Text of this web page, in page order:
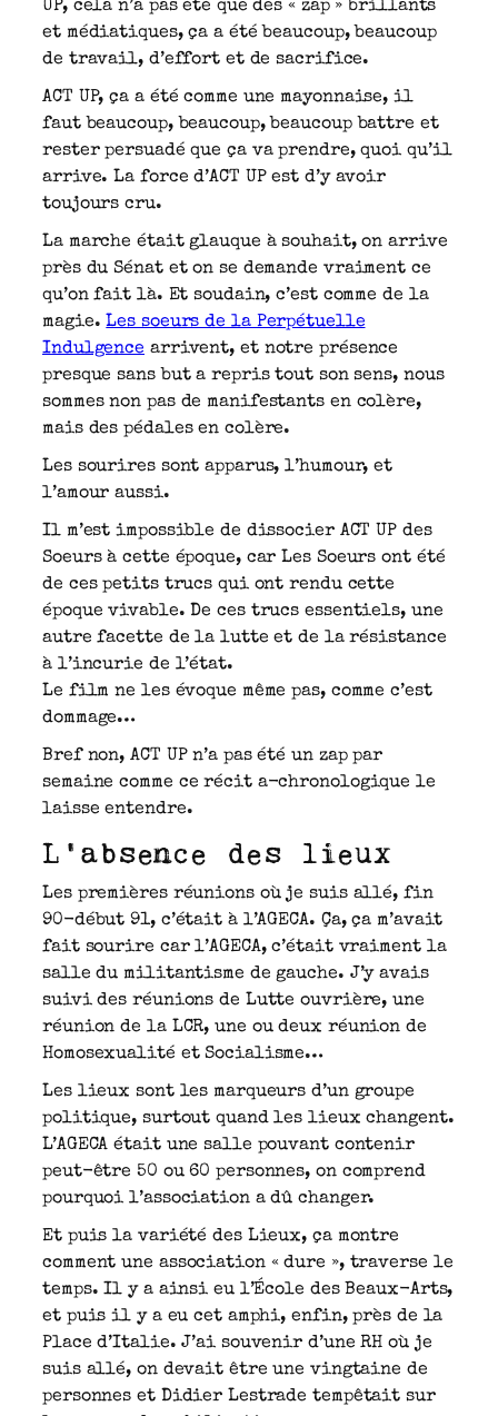
UP, cela n’a pas été que des « zap » brillants
et médiatiques, ça a été beaucoup, beaucoup
de travail, d’effort et de sacrifice.
ACT UP, ça a été comme une mayonnaise, il
faut beaucoup, beaucoup, beaucoup battre et
rester persuadé que ça va prendre, quoi qu’il
arrive. La force d’ACT UP est d’y avoir
toujours cru.
La marche était glauque à souhait, on arrive
près du Sénat et on se demande vraiment ce
qu’on fait là. Et soudain, c’est comme de la
magie.Les soeurs de la Perpétuelle
Indulgence arrivent, et notre présence
presque sans but a repris tout son sens, nous
sommes non pas de manifestants en colère,
mais des pédales en colère.
Les sourires sont apparus, l’humour, et
l’amour aussi.
Il m’est impossible de dissocier ACT UP des
Soeurs à cette époque, car Les Soeurs ont été
de ces petits trucs qui ont rendu cette
époque vivable. De ces trucs essentiels, une
autre facette de la lutte et de la résistance
à l’incurie de l’état.
Le film ne les évoque même pas, comme c’est
dommage…
Bref non, ACT UP n’a pas été un zap par
semaine comme ce récit a-chronologique le
laisse entendre.
L’absence des lieux
Les premières réunions où je suis allé, fin
90-début 91, c’était à l’AGECA. Ça, ça m’avait
fait sourire car l’AGECA, c’était vraiment la
salle du militantisme de gauche. J’y avais
suivi des réunions de Lutte ouvrière, une
réunion de la LCR, une ou deux réunion de
Homosexualité et Socialisme…
Les lieux sont les marqueurs d’un groupe
politique, surtout quand les lieux changent.
L’AGECA était une salle pouvant contenir
peut-être 50 ou 60 personnes, on comprend
pourquoi l’association a dû changer.
Et puis la variété des Lieux, ça montre
comment une association « dure », traverse le
temps. Il y a ainsi eu l’École des Beaux-Arts,
et puis il y a eu cet amphi, enfin, près de la
Place d’Italie. J’ai souvenir d’une RH où je
suis allé, on devait être une vingtaine de
personnes et Didier Lestrade tempêtait sur